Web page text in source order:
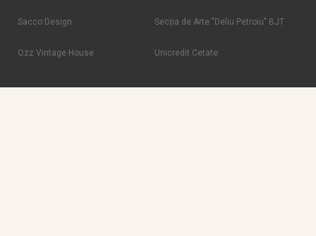
Sacco Design Secția de Arte "Deliu Petroiu" BJT
Ozz Vintage House Unicredit Cetate